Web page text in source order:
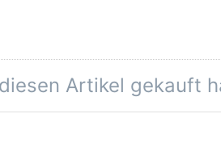
Artikel gekauft